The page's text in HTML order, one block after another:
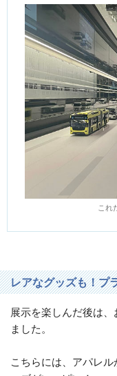
これ
レアなグッズも！プ
展示を楽しんだ後は、
ました。
こちらには、アパレ